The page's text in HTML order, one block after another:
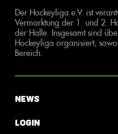
Der Hockeyliga e.V. ist
Vermarktung der 1. und 2.
der Halle. Insgesamt sind
Hockeyliga organisiert,
Bereich.
News
Login